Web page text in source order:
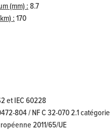
(mm) :8.7
:170
et IEC 60228
804 / NF C 32-070 2.1
2011/65/UE